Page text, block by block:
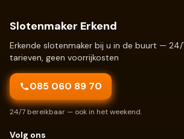
Slotenmaker Erkend
Erkende slotenmaker bij u in de buurt —
tarieven, geen voorrijkosten
085 060 89 70
24/7 bereikbaar — ook in het weekend.
Volg ons